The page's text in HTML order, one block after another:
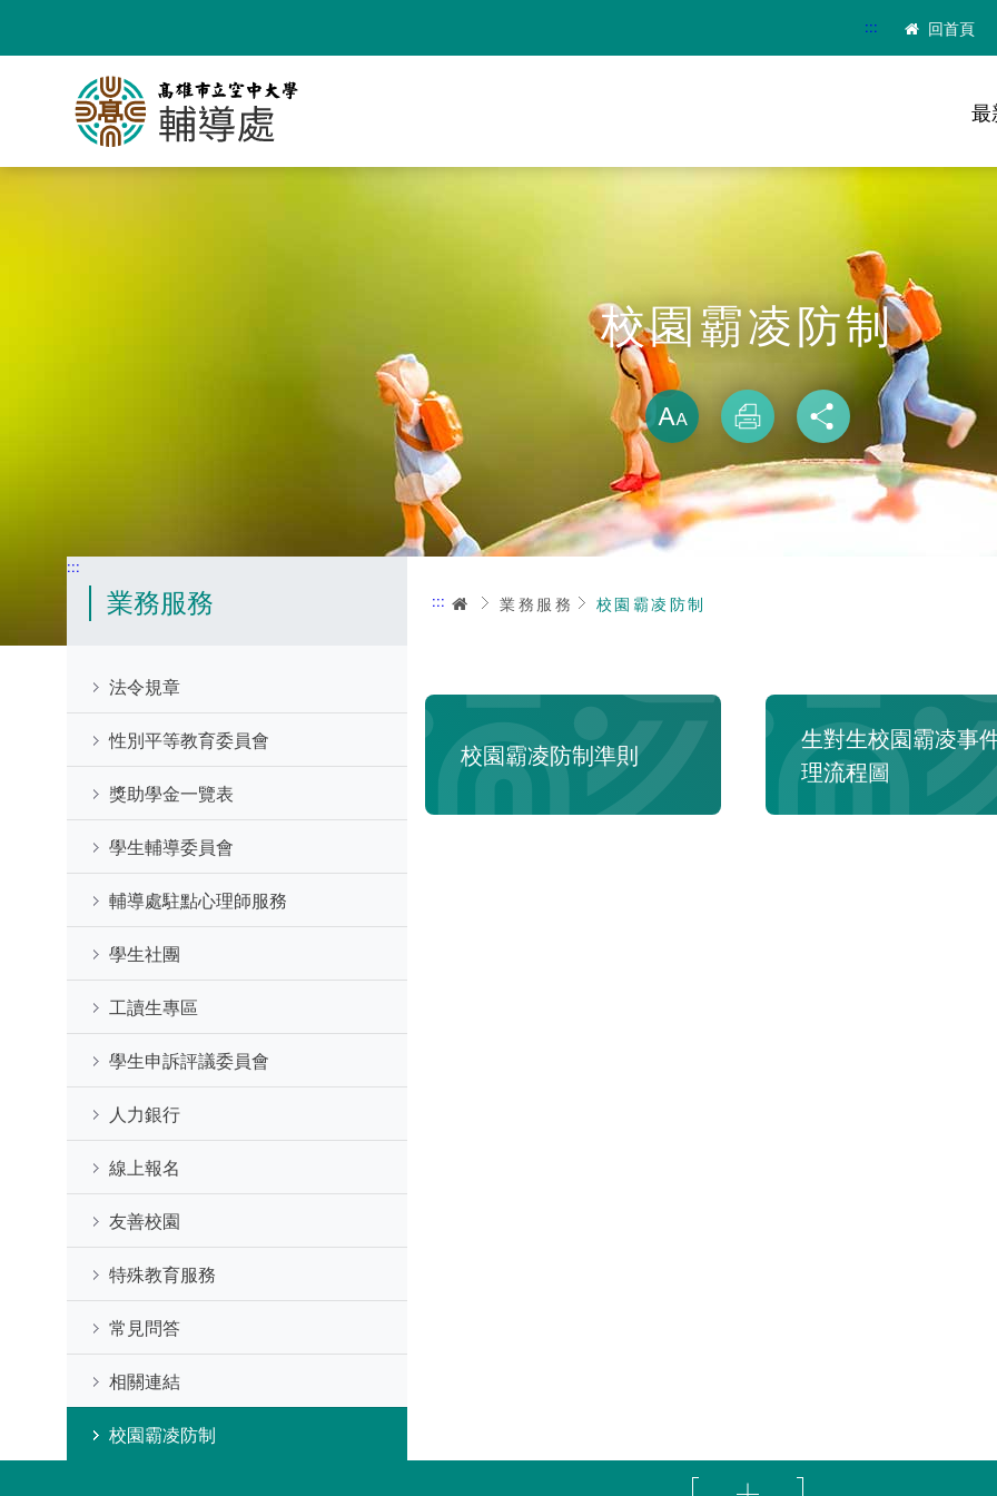
要
::: 回首頁
最
校園霸凌防制
略過字型切
放大
列印 分享
:::
業務服務
法令規章
性別平等教育委員會
獎助學金一覽表
學生輔導委員會
輔導處駐點心理師服務
學生社團
工讀生專區
學生申訴評議委員會
人力銀行
線上報名
友善校園
特殊教育服務
常見問答
相關連結
校園霸凌防制
::: 首頁業務服務 校園霸凌防制
校園霸凌防制準則
生對生校園霸凌事
理流程圖